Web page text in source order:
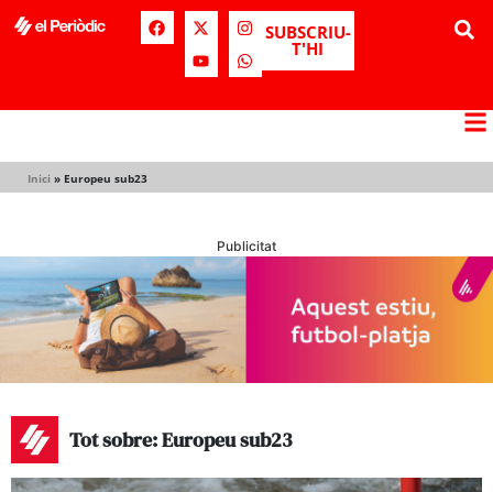
SUBSCRIU-
T'HI
Inici » Europeu sub23
Publicitat
Tot sobre: Europeu sub23